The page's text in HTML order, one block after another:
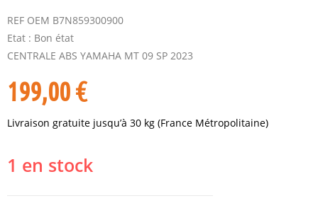
REF OEM B7N859300900
Etat : Bon état
CENTRALE ABS YAMAHA MT 09 SP 2023
199,00€
Livraison gratuite jusqu’à 30 kg (France Métropolitaine)
1 en stock